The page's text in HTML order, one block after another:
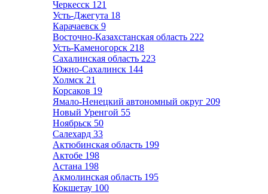
Черкесск 121
Усть-Джегута 18
Карачаевск 9
Восточно-Казахстанская область 222
Усть-Каменогорск 218
Сахалинская область 223
Южно-Сахалинск 144
Холмск 21
Корсаков 19
Ямало-Ненецкий автономный округ 209
Новый Уренгой 55
Ноябрьск 50
Салехард 33
Актюбинская область 199
Актобе 198
Астана 198
Акмолинская область 195
Кокшетау 100